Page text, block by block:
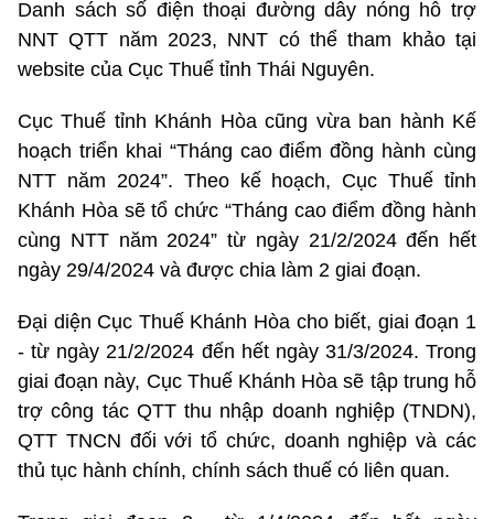
Danh sách số điện thoại đường dây nóng hỗ trợ
NNT QTT năm 2023, NNT có thể tham khảo tại
website của Cục Thuế tỉnh Thái Nguyên.
Cục Thuế tỉnh Khánh Hòa cũng vừa ban hành Kế
hoạch triển khai “Tháng cao điểm đồng hành cùng
NTT năm 2024”. Theo kế hoạch, Cục Thuế tỉnh
Khánh Hòa sẽ tổ chức “Tháng cao điểm đồng hành
cùng NTT năm 2024” từ ngày 21/2/2024 đến hết
ngày 29/4/2024 và được chia làm 2 giai đoạn.
Đại diện Cục Thuế Khánh Hòa cho biết, giai đoạn 1
- từ ngày 21/2/2024 đến hết ngày 31/3/2024. Trong
giai đoạn này, Cục Thuế Khánh Hòa sẽ tập trung hỗ
trợ công tác QTT thu nhập doanh nghiệp (TNDN),
QTT TNCN đối với tổ chức, doanh nghiệp và các
thủ tục hành chính, chính sách thuế có liên quan.